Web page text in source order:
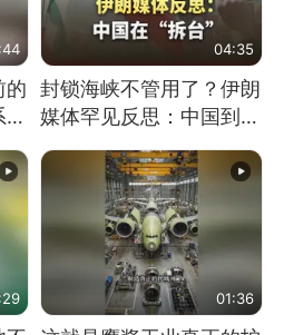
的
04:35
封锁海峡不管用了？伊朗
媒体罕见反思：中国到底
是不是在"拆台"
01:36